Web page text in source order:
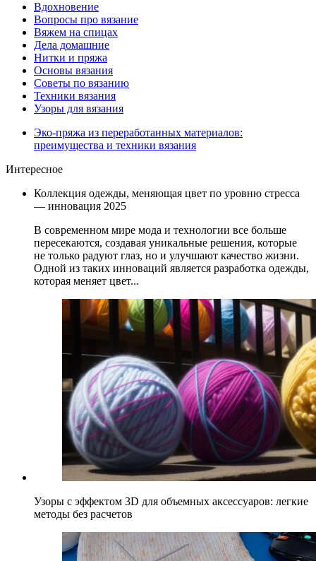
Вдохновение
Вопросы про вязание
Вяжем на спицах
Дела домашние
Нитки и пряжа
Основы вязания
Советы по вязанию
Техники вязания
Узоры для вязания
Эко-пряжа из переработанных материалов:
преимущества и техники вязания
Интересное
Коллекция одежды, меняющая цвет по уровню стресса
— инновация 2025
В современном мире мода и технологии все больше
пересекаются, создавая уникальные решения, которые
не только радуют глаз, но и улучшают качество жизни.
Одной из таких инноваций является разработка одежды,
которая меняет цвет...
Узоры с эффектом 3D для объемных аксессуаров: легкие
методы без расчетов